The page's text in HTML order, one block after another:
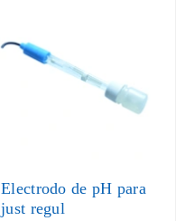
Electrodo de pH para
just regul